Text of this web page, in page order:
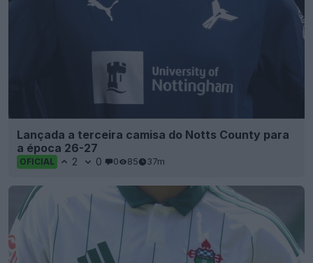
Lançada a terceira camisa do Notts County para
a época 26-27
OFICIAL 2 0 0 85 37m